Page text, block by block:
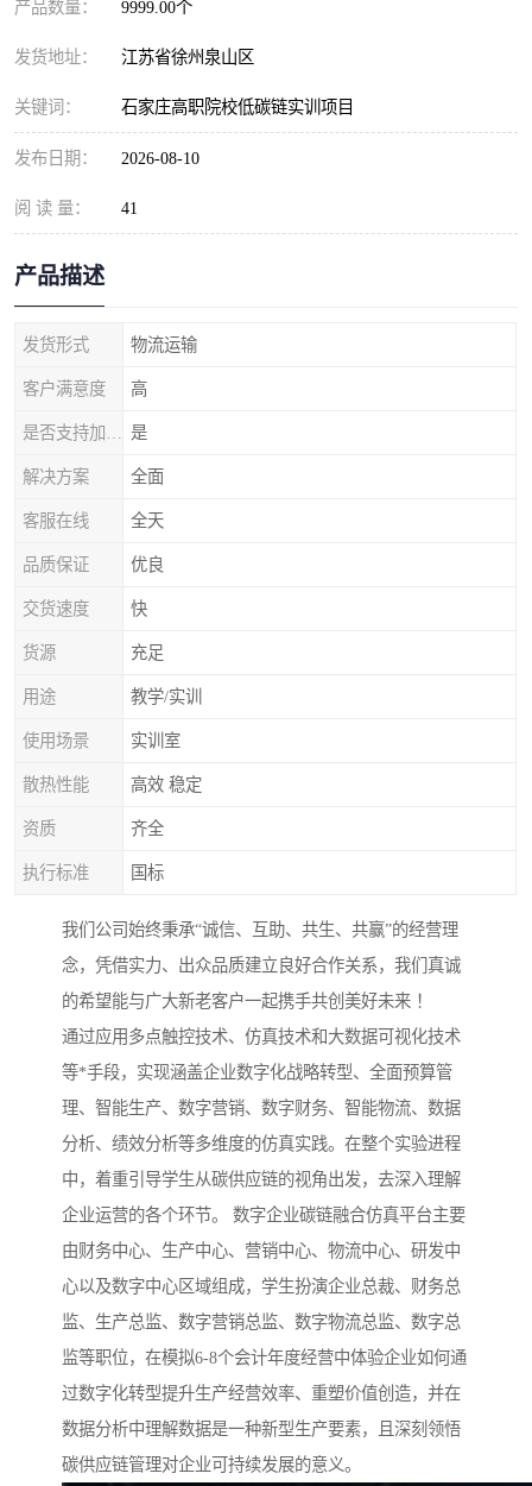
产品数量： 9999.00个
发货地址： 江苏省徐州泉山区
关键词： 石家庄高职院校低碳链实训项目
发布日期： 2026-08-10
阅 读 量： 41
产品描述
发货形式 物流运输
客户满意度 高
是
解决方案 全面
客服在线 全天
品质保证 优良
交货速度 快
货源 充足
用途 教学/实训
使用场景 实训室
散热性能 高效 稳定
资质 齐全
执行标准 国标
我们公司始终秉承“诚信、互助、共生、共赢”的经营理
念，凭借实力、出众品质建立良好合作关系，我们真诚
的希望能与广大新老客户一起携手共创美好未来 ！
通过应用多点触控技术、仿真技术和大数据可视化技术
等*手段，实现涵盖企业数字化战略转型、全面预算管
理、智能生产、数字营销、数字财务、智能物流、数据
分析、绩效分析等多维度的仿真实践。在整个实验进程
中，着重引导学生从碳供应链的视角出发，去深入理解
企业运营的各个环节。 数字企业碳链融合仿真平台主要
由财务中心、生产中心、营销中心、物流中心、研发中
心以及数字中心区域组成，学生扮演企业总裁、财务总
监、生产总监、数字营销总监、数字物流总监、数字总
监等职位，在模拟6-8个会计年度经营中体验企业如何通
过数字化转型提升生产经营效率、重塑价值创造，并在
数据分析中理解数据是一种新型生产要素，且深刻领悟
碳供应链管理对企业可持续发展的意义。